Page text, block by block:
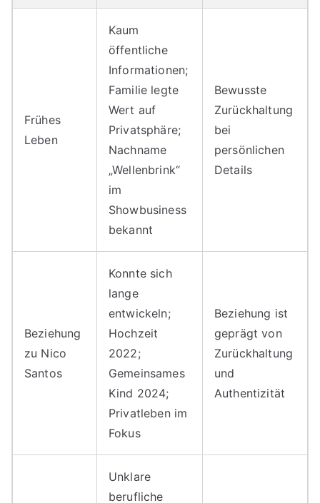
Frühes
Leben
Kaum
öffentliche
Informationen;
Familie legte
Wert auf
Privatsphäre;
Nachname
„Wellenbrink“
im
Showbusiness
bekannt
Bewusste
Zurückhaltung
bei
persönlichen
Details
Beziehung
zu Nico
Santos
Konnte sich
lange
entwickeln;
Hochzeit
2022;
Gemeinsames
Kind 2024;
Privatleben im
Fokus
Beziehung ist
geprägt von
Zurückhaltung
und
Authentizität
Unklare
berufliche